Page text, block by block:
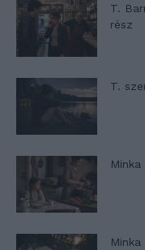
T.
rész
T.
Minka